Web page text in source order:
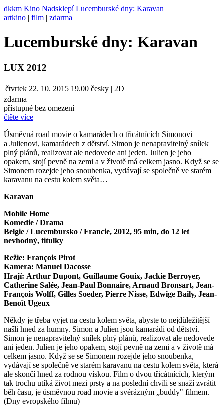
dkkm Kino Nadsklepí Lucemburské dny: Karavan
artkino | film | zdarma
Lucemburské dny: Karavan
LUX 2012
čtvrtek 22. 10. 2015 19.00 česky | 2D
zdarma
přístupné bez omezení
čtěte více
Úsměvná road movie o kamarádech o třicátnících Simonovi
a Julienovi, kamarádech z dětství. Simon je nenapravitelný snílek
plný plánů, realizovat ale nedovede ani jeden. Julien je jeho
opakem, stojí pevně na zemi a v životě má celkem jasno. Když se se
Simonem rozejde jeho snoubenka, vydávají se společně ve starém
karavanu na cestu kolem světa…
Karavan
Mobile Home
Komedie / Drama
Belgie / Lucembursko / Francie, 2012, 95 min, do 12 let
nevhodný, titulky
Režie: François Pirot
Kamera: Manuel Dacosse
Hrají: Arthur Dupont, Guillaume Gouix, Jackie Berroyer,
Catherine Salée, Jean-Paul Bonnaire, Arnaud Bronsart, Jean-
François Wolff, Gilles Soeder, Pierre Nisse, Edwige Baily, Jean-
Benoît Ugeux
Někdy je třeba vyjet na cestu kolem světa, abyste to nejdůležitější
našli hned za humny. Simon a Julien jsou kamarádi od dětství.
Simon je nenapravitelný snílek plný plánů, realizovat ale nedovede
ani jeden. Julien je jeho opakem, stojí pevně na zemi a v životě má
celkem jasno. Když se se Simonem rozejde jeho snoubenka,
vydávají se společně ve starém karavanu na cestu kolem světa, která
ale skončí hned za rodnou vískou. Film o dvou třicátnících, kterým
tak trochu utíká život mezi prsty a na poslední chvíli se snaží zvrátit
běh času, je úsměvnou road movie a svérázným „buddy" filmem.
(Dny evropského filmu)